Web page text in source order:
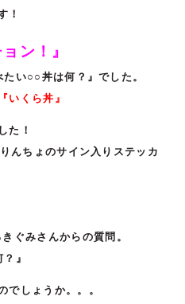
！
ン！』
い○○丼は何？ 』でした。
『いくら丼』
た！
りんちょのサイン入りステッカ
きぐみさ んからの質問。
』
でしょうか。。。